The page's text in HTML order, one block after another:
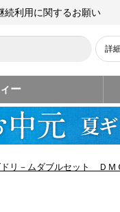
続利用に関するお願い
詳
ー
リ－ムダブルセット ＤＭ